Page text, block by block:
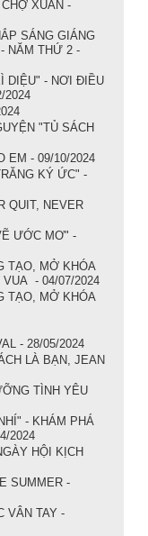
XUÂN -
SÁNG GIÁNG
NĂM THỨ 2 -
DIỆU" - NƠI ĐIỀU
2024
"TỦ SÁCH
EM - 09/10/2024
KÝ ỨC" -
QUIT, NEVER
ƯỚC MƠ" -
TẠO, MỞ KHÓA
VUA - 04/07/2024
TẠO, MỞ KHÓA
- 28/05/2024
LÀ BẠN, JEAN
TÌNH YÊU
- KHÁM PHÁ
2024
HỘI KỊCH
SUMMER -
VÂN TAY -